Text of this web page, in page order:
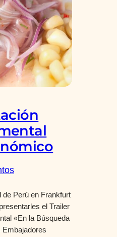
de Perú en Frankfurt
el Trailer
«En la Búsqueda
Embajadores